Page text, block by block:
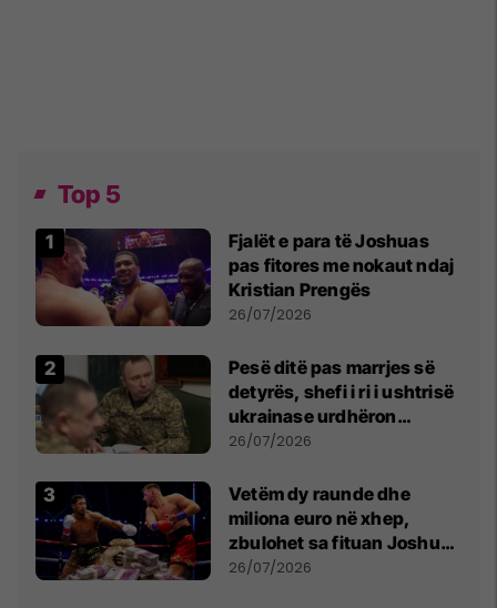
Top 5
Fjalët e para të Joshuas
pas fitores me nokaut ndaj
Kristian Prengës
26/07/2026
Pesë ditë pas marrjes së
detyrës, shefi i ri i ushtrisë
ukrainase urdhëron
kontroll të madh
26/07/2026
Vetëm dy raunde dhe
miliona euro në xhep,
zbulohet sa fituan Joshua
e Prenga
26/07/2026